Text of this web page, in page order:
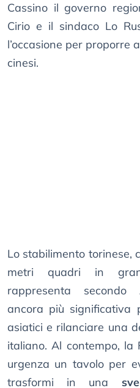
Cassino il governo
Cirio e il sindaco Lo
l’occasione per proporre
cinesi.
Lo stabilimento torinese,
metri quadri in
rappresenta secondo
ancora più significativa
asiatici e rilanciare una
italiano. Al contempo, la
urgenza un tavolo per
trasformi in una